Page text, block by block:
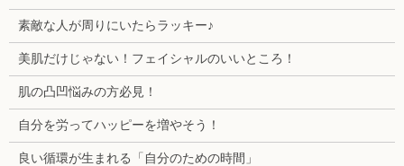
素敵な人が周りにいたらラッキー♪
美肌だけじゃない！フェイシャルのいいところ！
肌の凸凹悩みの方必見！
自分を労ってハッピーを増やそう！
良い循環が生まれる「自分のための時間」